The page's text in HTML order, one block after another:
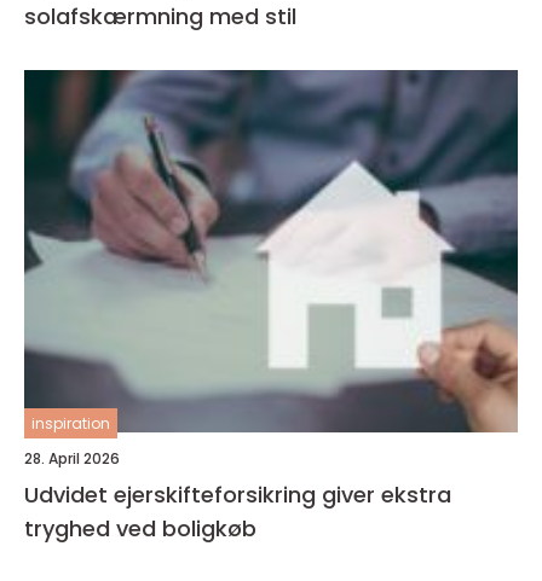
solafskærmning med stil
inspiration
28. April 2026
Udvidet ejerskifteforsikring giver ekstra
tryghed ved boligkøb